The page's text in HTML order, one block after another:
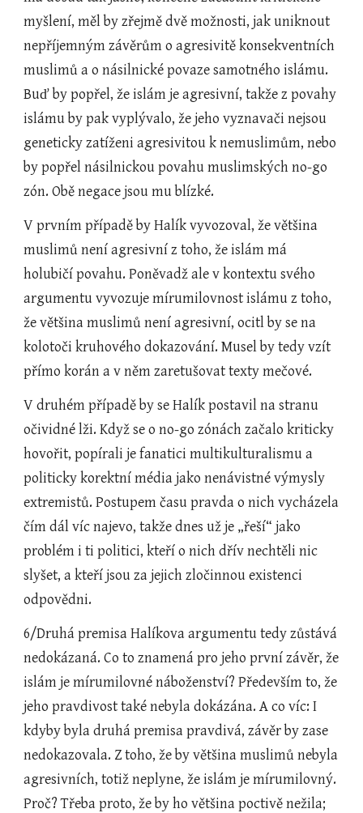
myšlení, měl by zřejmě dvě možnosti, jak uniknout
nepříjemným závěrům o agresivitě konsekventních
muslimů a o násilnické povaze samotného islámu.
Buď by popřel, že islám je agresivní, takže z povahy
islámu by pak vyplývalo, že jeho vyznavači nejsou
geneticky zatíženi agresivitou k nemuslimům, nebo
by popřel násilnickou povahu muslimských no-go
zón. Obě negace jsou mu blízké.
V prvním případě by Halík vyvozoval, že většina
muslimů není agresivní z toho, že islám má
holubičí povahu. Poněvadž ale v kontextu svého
argumentu vyvozuje mírumilovnost islámu z toho,
že většina muslimů není agresivní, ocitl by se na
kolotoči kruhového dokazování. Musel by tedy vzít
přímo korán a v něm zaretušovat texty mečové.
V druhém případě by se Halík postavil na stranu
očividné lži. Když se o no-go zónách začalo kriticky
hovořit, popírali je fanatici multikulturalismu a
politicky korektní média jako nenávistné výmysly
extremistů. Postupem času pravda o nich vycházela
čím dál víc najevo, takže dnes už je „řeší“ jako
problém i ti politici, kteří o nich dřív nechtěli nic
slyšet, a kteří jsou za jejich zločinnou existenci
odpovědni.
6/Druhá premisa Halíkova argumentu tedy zůstává
nedokázaná. Co to znamená pro jeho první závěr, že
islám je mírumilovné náboženství? Především to, že
jeho pravdivost také nebyla dokázána. A co víc: I
kdyby byla druhá premisa pravdivá, závěr by zase
nedokazovala. Z toho, že by většina muslimů nebyla
agresivních, totiž neplyne, že islám je mírumilovný.
Proč? Třeba proto, že by ho většina poctivě nežila;